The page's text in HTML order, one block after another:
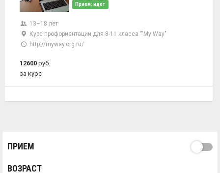
Прием: идет
13–18 лет
Курс профориентации для 8-11 класса '''My Way"
http://myway.org.ru/
12600 руб.
за курс
ПРИЕМ
ВОЗРАСТ